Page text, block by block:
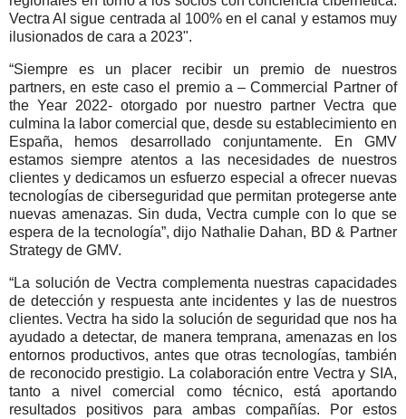
Vectra AI sigue centrada al 100% en el canal y estamos muy
ilusionados de cara a 2023".
“Siempre es un placer recibir un premio de nuestros
partners, en este caso el premio a – Commercial Partner of
the Year 2022- otorgado por nuestro partner Vectra que
culmina la labor comercial que, desde su establecimiento en
España, hemos desarrollado conjuntamente. En GMV
estamos siempre atentos a las necesidades de nuestros
clientes y dedicamos un esfuerzo especial a ofrecer nuevas
tecnologías de ciberseguridad que permitan protegerse ante
nuevas amenazas. Sin duda, Vectra cumple con lo que se
espera de la tecnología”, dijo Nathalie Dahan, BD & Partner
Strategy de GMV.
“La solución de Vectra complementa nuestras capacidades
de detección y respuesta ante incidentes y las de nuestros
clientes. Vectra ha sido la solución de seguridad que nos ha
ayudado a detectar, de manera temprana, amenazas en los
entornos productivos, antes que otras tecnologías, también
de reconocido prestigio. La colaboración entre Vectra y SIA,
tanto a nivel comercial como técnico, está aportando
resultados positivos para ambas compañías. Por estos